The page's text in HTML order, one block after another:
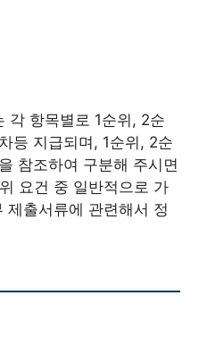
각 항목별로 1순위, 2순
등 지급되며, 1순위, 2순
참조하여 구분해 주시면
요건 중 일반적으로 가
제출서류에 관련해서 정